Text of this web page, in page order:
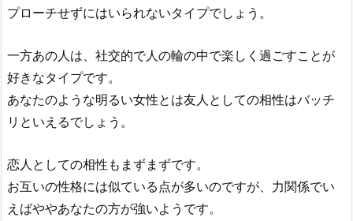
プローチせずにはいられないタイプでしょう。
一方あの人は、社交的で人の輪の中で楽しく過ごすことが
好きなタイプです。
あなたのような明るい女性とは友人としての相性はバッチ
リといえるでしょう。
恋人としての相性もまずまずです。
お互いの性格には似ている点が多いのですが、力関係でい
えばややあなたの方が強いようです。